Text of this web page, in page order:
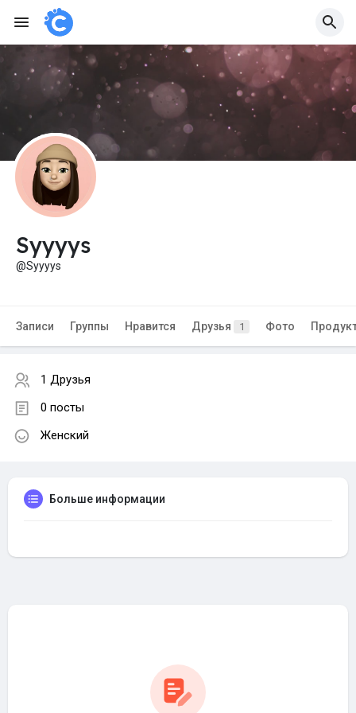
Syyyys
@Syyyys
Записи Группы Нравится Друзья 1 Фото
1 Друзья
0 посты
Женский
Больше информации